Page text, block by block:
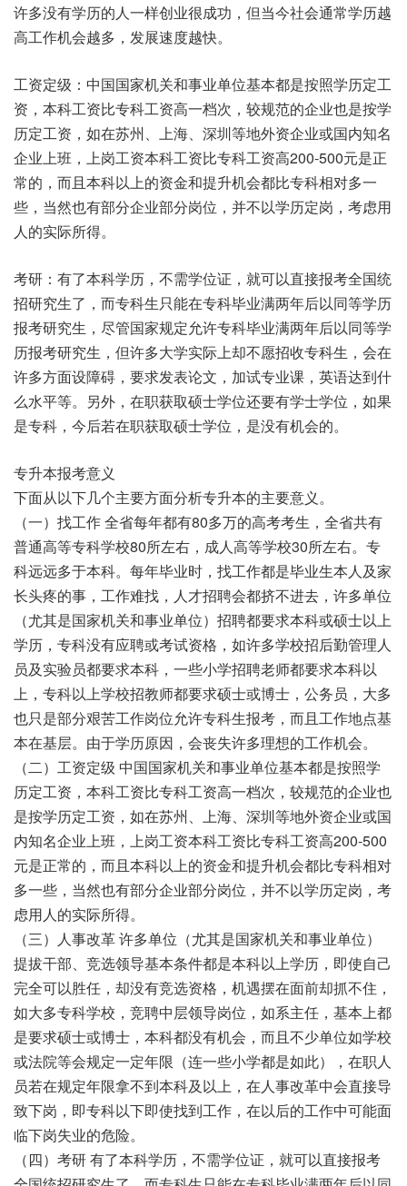
许多没有学历的人一样创业很成功，但当今社会通常学历越
高工作机会越多，发展速度越快。
工资定级：中国国家机关和事业单位基本都是按照学历定工
资，本科工资比专科工资高一档次，较规范的企业也是按学
历定工资，如在苏州、上海、深圳等地外资企业或国内知名
企业上班，上岗工资本科工资比专科工资高200-500元是正
常的，而且本科以上的资金和提升机会都比专科相对多一
些，当然也有部分企业部分岗位，并不以学历定岗，考虑用
人的实际所得。
考研：有了本科学历，不需学位证，就可以直接报考全国统
招研究生了，而专科生只能在专科毕业满两年后以同等学历
报考研究生，尽管国家规定允许专科毕业满两年后以同等学
历报考研究生，但许多大学实际上却不愿招收专科生，会在
许多方面设障碍，要求发表论文，加试专业课，英语达到什
么水平等。另外，在职获取硕士学位还要有学士学位，如果
是专科，今后若在职获取硕士学位，是没有机会的。
专升本报考意义
下面从以下几个主要方面分析专升本的主要意义。
（一）找工作 全省每年都有80多万的高考考生，全省共有
普通高等专科学校80所左右，成人高等学校30所左右。专
科远远多于本科。每年毕业时，找工作都是毕业生本人及家
长头疼的事，工作难找，人才招聘会都挤不进去，许多单位
（尤其是国家机关和事业单位）招聘都要求本科或硕士以上
学历，专科没有应聘或考试资格，如许多学校招后勤管理人
员及实验员都要求本科，一些小学招聘老师都要求本科以
上，专科以上学校招教师都要求硕士或博士，公务员，大多
也只是部分艰苦工作岗位允许专科生报考，而且工作地点基
本在基层。由于学历原因，会丧失许多理想的工作机会。
（二）工资定级 中国国家机关和事业单位基本都是按照学
历定工资，本科工资比专科工资高一档次，较规范的企业也
是按学历定工资，如在苏州、上海、深圳等地外资企业或国
内知名企业上班，上岗工资本科工资比专科工资高200-500
元是正常的，而且本科以上的资金和提升机会都比专科相对
多一些，当然也有部分企业部分岗位，并不以学历定岗，考
虑用人的实际所得。
（三）人事改革 许多单位（尤其是国家机关和事业单位）
提拔干部、竞选领导基本条件都是本科以上学历，即使自己
完全可以胜任，却没有竞选资格，机遇摆在面前却抓不住，
如大多专科学校，竞聘中层领导岗位，如系主任，基本上都
是要求硕士或博士，本科都没有机会，而且不少单位如学校
或法院等会规定一定年限（连一些小学都是如此），在职人
员若在规定年限拿不到本科及以上，在人事改革中会直接导
致下岗，即专科以下即使找到工作，在以后的工作中可能面
临下岗失业的危险。
（四）考研 有了本科学历，不需学位证，就可以直接报考